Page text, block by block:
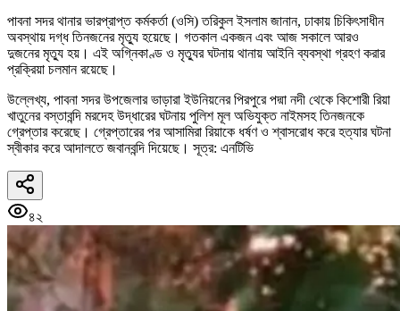
পাবনা সদর থানার ভারপ্রাপ্ত কর্মকর্তা (ওসি) তরিকুল ইসলাম জানান, ঢাকায় চিকিৎসাধীন
অবস্থায় দগ্ধ তিনজনের মৃত্যু হয়েছে। গতকাল একজন এবং আজ সকালে আরও
দুজনের মৃত্যু হয়। এই অগ্নিকাণ্ড ও মৃত্যুর ঘটনায় থানায় আইনি ব্যবস্থা গ্রহণ করার
প্রক্রিয়া চলমান রয়েছে।
উল্লেখ্য, পাবনা সদর উপজেলার ভাড়ারা ইউনিয়নের পিরপুরে পদ্মা নদী থেকে কিশোরী রিয়া
খাতুনের বস্তাবন্দি মরদেহ উদ্ধারের ঘটনায় পুলিশ মূল অভিযুক্ত নাইমসহ তিনজনকে
গ্রেপ্তার করেছে। গ্রেপ্তারের পর আসামিরা রিয়াকে ধর্ষণ ও শ্বাসরোধ করে হত্যার ঘটনা
স্বীকার করে আদালতে জবানবন্দি দিয়েছে। সূত্র: এনটিভি
৪২